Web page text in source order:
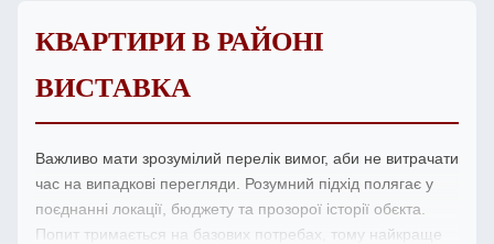
КВАРТИРИ В РАЙОНІ
ВИСТАВКА
Важливо мати зрозумілий перелік вимог, аби не витрачати
час на випадкові перегляди. Розумний підхід полягає у
поєднанні локації, бюджету та прозорої історії обєкта.
Попит тримається на базових потребах, тому найкраще